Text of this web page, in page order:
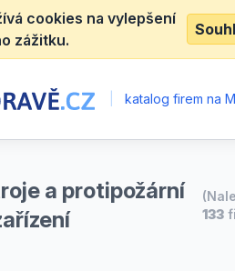
cookies na vylepšení
zážitku.
katalog firem na
a protipožární
133